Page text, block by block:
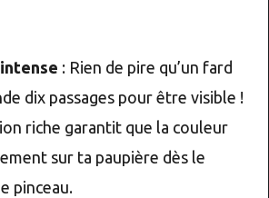
: Rien de pire qu’un fard
dix passages pour être visible !
riche garantit que la couleur
sur ta paupière dès le
pinceau.